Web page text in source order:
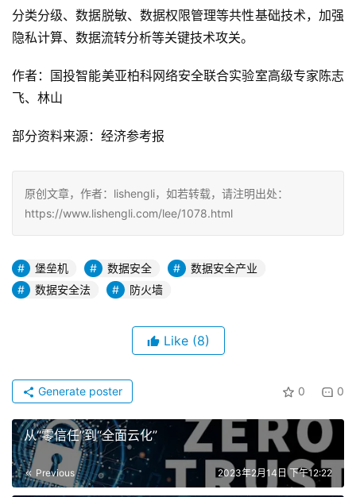
分类分级、数据脱敏、数据权限管理等共性基础技术，加强
隐私计算、数据流转分析等关键技术攻关。
作者：国投智能美亚柏科网络安全联合实验室高级专家陈志
飞、林山
部分资料来源：经济参考报
原创文章，作者：lishengli，如若转载，请注明出处：
https://www.lishengli.com/lee/1078.html
堡垒机 数据安全
数据安全产业
数据安全法
防火墙
Like (8)
0 0
Generate poster
从“零信任”到“全面云化”
Previous 2023年2月14日 下午12:22